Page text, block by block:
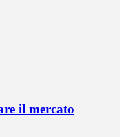
il mercato